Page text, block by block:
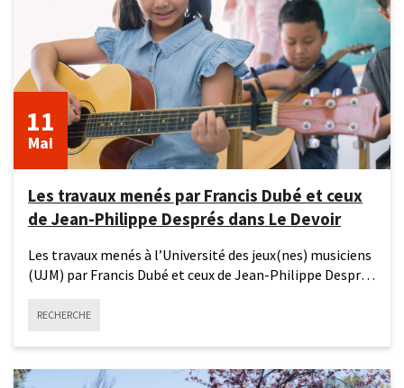
Les travaux menés par Francis Dubé et ceux
de Jean-Philippe Després dans Le Devoir
Les travaux menés à l’Université des jeux(nes) musiciens
(UJM) par Francis Dubé et ceux de Jean-Philippe Després
11
Mai
RECHERCHE
4